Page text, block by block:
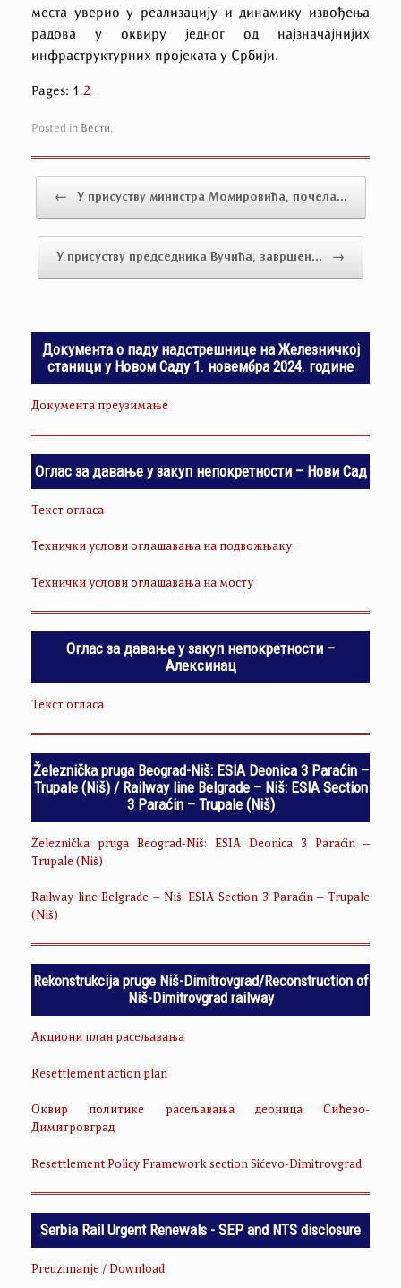
места уверио у реализацију и динамику извођења
радова у оквиру једног од најзначајнијих
инфраструктурних пројеката у Србији.
Pages: 1 2
Posted in Вести.
← У присуству министра Момировића, почела…
У присуству председника Вучића, завршен… →
Документа о паду надстрешнице на Железничкој
станици у Новом Саду 1. новембра 2024. године
Документа преузимање
Оглас за давање у закуп непокретности – Нови Сад
Текст огласа
Технички услови оглашавања на подвожњаку
Технички услови оглашавања на мосту
Оглас за давање у закуп непокретности –
Алексинац
Текст огласа
Železnička pruga Beograd-Niš: ESIA Deonica 3 Paraćin –
Trupale (Niš) / Railway line Belgrade – Niš: ESIA Section
3 Paraćin – Trupale (Niš)
Železnička pruga Beograd-Niš: ESIA Deonica 3 Paraćin –
Trupale (Niš)
Railway line Belgrade – Niš: ESIA Section 3 Paraćin – Trupale
(Niš)
Rekonstrukcija pruge Niš-Dimitrovgrad/Reconstruction of
Niš-Dimitrovgrad railway
Акциони план расељавања
Resettlement action plan
Оквир политике расељавања деоница Сићево-
Димитровград
Resettlement Policy Framework section Sićevo-Dimitrovgrad
Serbia Rail Urgent Renewals - SEP and NTS disclosure
Preuzimanje / Download